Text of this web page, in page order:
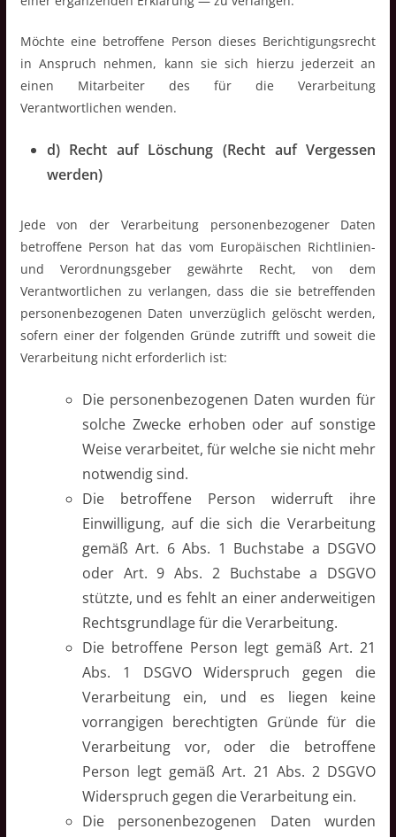
Möchte eine betroffene Person dieses Berichtigungsrecht
in Anspruch nehmen, kann sie sich hierzu jederzeit an
einen Mitarbeiter des für die Verarbeitung
Verantwortlichen wenden.
d) Recht auf Löschung (Recht auf Vergessen
werden)
Jede von der Verarbeitung personenbezogener Daten
betroffene Person hat das vom Europäischen Richtlinien-
und Verordnungsgeber gewährte Recht, von dem
Verantwortlichen zu verlangen, dass die sie betreffenden
personenbezogenen Daten unverzüglich gelöscht werden,
sofern einer der folgenden Gründe zutrifft und soweit die
Verarbeitung nicht erforderlich ist:
Die personenbezogenen Daten wurden für
solche Zwecke erhoben oder auf sonstige
Weise verarbeitet, für welche sie nicht mehr
notwendig sind.
Die betroffene Person widerruft ihre
Einwilligung, auf die sich die Verarbeitung
gemäß Art. 6 Abs. 1 Buchstabe a DSGVO
oder Art. 9 Abs. 2 Buchstabe a DSGVO
stützte, und es fehlt an einer anderweitigen
Rechtsgrundlage für die Verarbeitung.
Die betroffene Person legt gemäß Art. 21
Abs. 1 DSGVO Widerspruch gegen die
Verarbeitung ein, und es liegen keine
vorrangigen berechtigten Gründe für die
Verarbeitung vor, oder die betroffene
Person legt gemäß Art. 21 Abs. 2 DSGVO
Widerspruch gegen die Verarbeitung ein.
Die personenbezogenen Daten wurden